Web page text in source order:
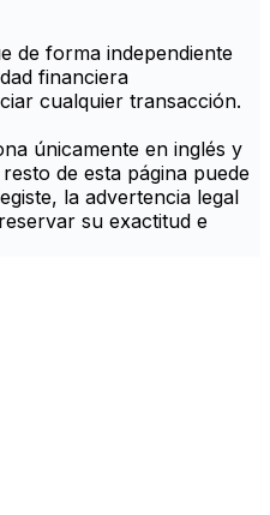
de forma independiente
financiera
cualquier transacción.
únicamente en inglés y
de esta página puede
la advertencia legal
su exactitud e